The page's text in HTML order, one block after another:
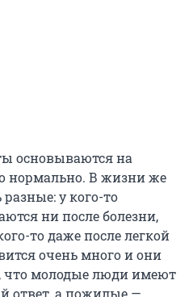
основываются на
нормально. В жизни же
у кого-то
ни после болезни,
то даже после легкой
очень много и они
что молодые люди имеют